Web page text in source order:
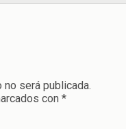
será publicada.
con *